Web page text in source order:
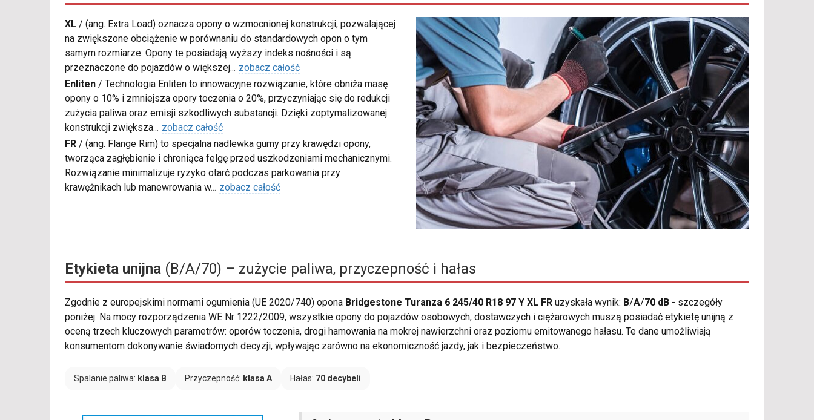
XL / (ang. Extra Load) oznacza opony o wzmocnionej konstrukcji, pozwalającej
na zwiększone obciążenie w porównaniu do standardowych opon o tym
samym rozmiarze. Opony te posiadają wyższy indeks nośności i są
przeznaczone do pojazdów o większej... zobacz całość
Enliten / Technologia Enliten to innowacyjne rozwiązanie, które obniża masę
opony o 10% i zmniejsza opory toczenia o 20%, przyczyniając się do redukcji
zużycia paliwa oraz emisji szkodliwych substancji. Dzięki zoptymalizowanej
konstrukcji zwiększa... zobacz całość
FR / (ang. Flange Rim) to specjalna nadlewka gumy przy krawędzi opony,
tworząca zagłębienie i chroniąca felgę przed uszkodzeniami mechanicznymi.
Rozwiązanie minimalizuje ryzyko otarć podczas parkowania przy
krawężnikach lub manewrowania w... zobacz całość
Etykieta unijna (B/A/70) – zużycie paliwa, przyczepność i hałas
Zgodnie z europejskimi normami ogumienia (UE 2020/740) opona Bridgestone Turanza 6 245/40 R18 97 Y XL FR uzyskała wynik: B/A/70 dB - szczegóły
poniżej. Na mocy rozporządzenia WE Nr 1222/2009, wszystkie opony do pojazdów osobowych, dostawczych i ciężarowych muszą posiadać etykietę unijną z
oceną trzech kluczowych parametrów: oporów toczenia, drogi hamowania na mokrej nawierzchni oraz poziomu emitowanego hałasu. Te dane umożliwiają
konsumentom dokonywanie świadomych decyzji, wpływając zarówno na ekonomiczność jazdy, jak i bezpieczeństwo.
Spalanie paliwa: klasa B Przyczepność: klasa A Hałas: 70 decybeli